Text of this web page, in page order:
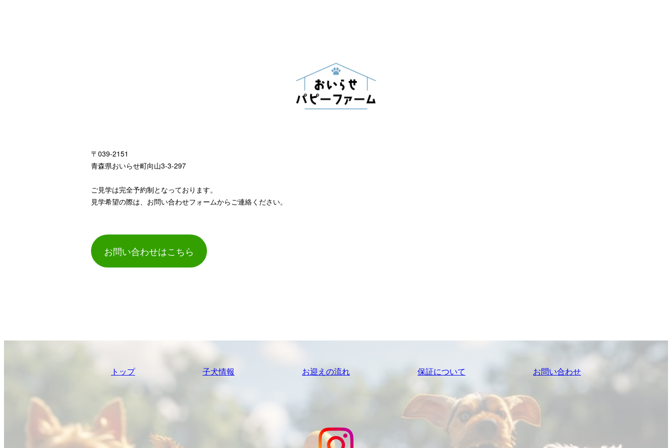
〒039-2151
青森県おいらせ町向山3-3-297
ご見学は完全予約制となっております。
見学希望の際は、お問い合わせフォームからご連絡ください。
お問い合わせはこちら
トップ 子犬情報 お迎えの流れ 保証について お問い合わせ